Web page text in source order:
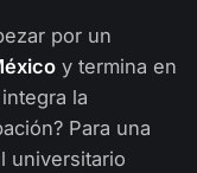
por un
y termina en
la
Para una
universitario